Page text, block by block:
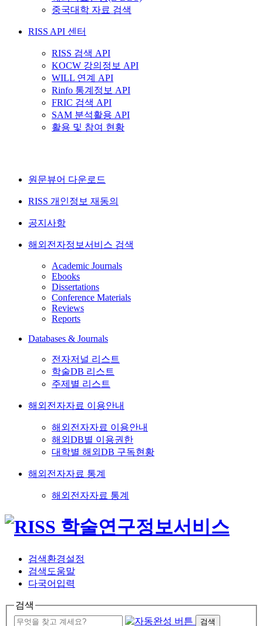
중국대학 자료 검색
RISS API 센터
RISS 검색 API
KOCW 강의정보 API
WILL 연계 API
Rinfo 통계정보 API
FRIC 검색 API
SAM 분석활용 API
활용 및 참여 현황
원문뷰어 다운로드
RISS 개인정보 재동의
공지사항
해외전자정보서비스 검색
Academic Journals
Ebooks
Dissertations
Conference Materials
Reviews
Reports
Databases & Journals
전자저널 리스트
학술DB 리스트
주제별 리스트
해외전자자료 이용안내
해외전자자료 이용안내
해외DB별 이용권한
대학별 해외DB 구독현황
해외전자자료 통계
해외전자자료 통계
검색환경설정
검색도움말
다국어입력
검색
검색